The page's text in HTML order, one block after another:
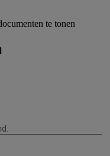
te tonen